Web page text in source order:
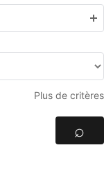
Plus de critères